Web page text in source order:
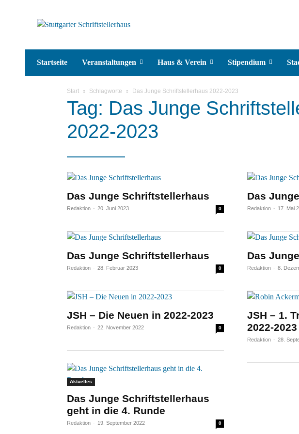
Startseite Veranstaltungen Haus & Verein Stipendium
Start Schlagworte Das Junge Schriftstellerhaus 2022-2023
Tag: Das Junge
2022-2023
Das Junge Schriftstellerhaus
Redaktion - 20. Juni 2023 0
Das
Redaktion - 17. Mai
Das Junge Schriftstellerhaus
Redaktion - 28. Februar 2023 0
Das
Redaktion - 8.
JSH – Die Neuen in 2022-2023
Redaktion - 22. November 2022 0
JSH – 1.
2022-2023
Redaktion - 28.
Aktuelles
Das Junge Schriftstellerhaus
geht in die 4. Runde
Redaktion - 19. September 2022 0